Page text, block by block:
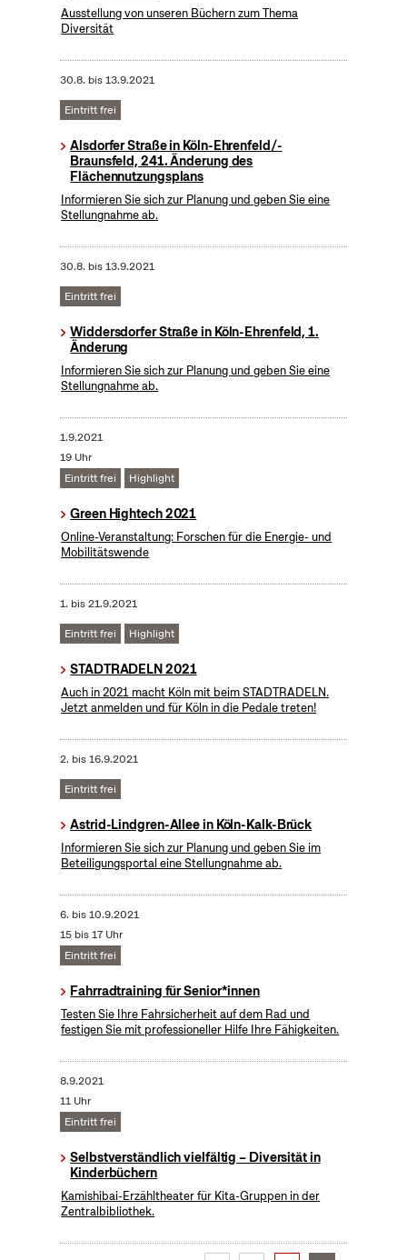
Ausstellung von unseren Büchern zum Thema
Diversität
30.8. bis13.9.2021
Eintritt frei
Alsdorfer Straße in Köln-Ehrenfeld/-
Braunsfeld, 241. Änderung des
Flächennutzungsplans
Informieren Sie sich zur Planung und geben Sie eine
Stellungnahme ab.
30.8. bis13.9.2021
Eintritt frei
Widdersdorfer Straße in Köln-Ehrenfeld, 1.
Änderung
Informieren Sie sich zur Planung und geben Sie eine
Stellungnahme ab.
1.9.2021
19 Uhr
Eintritt frei
Highlight
Green Hightech 2021
Online-Veranstaltung: Forschen für die Energie- und
Mobilitätswende
1. bis21.9.2021
Eintritt frei Highlight
STADTRADELN 2021
Auch in 2021 macht Köln mit beim STADTRADELN.
Jetzt anmelden und für Köln in die Pedale treten!
2. bis16.9.2021
Eintritt frei
Astrid-Lindgren-Allee in Köln-Kalk-Brück
Informieren Sie sich zur Planung und geben Sie im
Beteiligungsportal eine Stellungnahme ab.
6. bis10.9.2021
15 bis 17 Uhr
Eintritt frei
Fahrradtraining für Senior*innen
Testen Sie Ihre Fahrsicherheit auf dem Rad und
festigen Sie mit professioneller Hilfe Ihre Fähigkeiten.
8.9.2021
11 Uhr
Eintritt frei
Selbstverständlich vielfältig – Diversität in
Kinderbüchern
Kamishibai-Erzähltheater für Kita-Gruppen in der
Zentralbibliothek.